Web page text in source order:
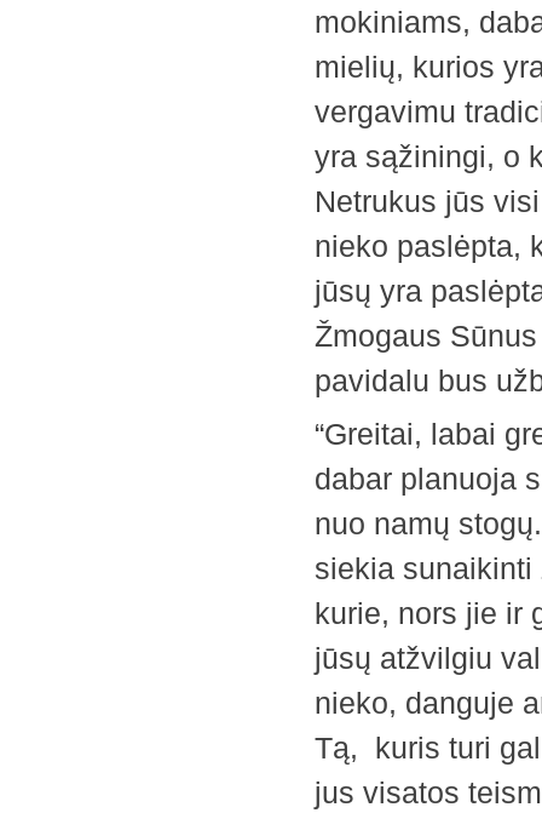
mokiniams,
mielių, kurios
vergavimu
yra sąžiningi, o
Netrukus jūs
nieko paslėpta,
jūsų yra
Žmogaus
pavidalu bus
“Greitai, labai
dabar planuoja
nuo namų
siekia
kurie, nors jie ir
jūsų atžvilgiu
nieko, danguje
Tą, kuris turi
jus visatos